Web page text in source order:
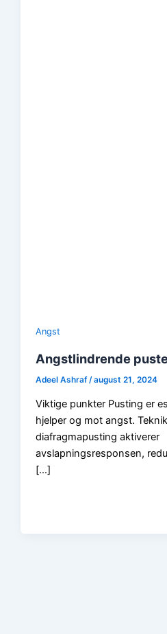
Angst
Angstlindrende
Adeel Ashraf/august 21, 2024
Viktige punkter Pusting er
hjelper og mot angst.
diafragmapusting aktiverer
avslapningsresponsen,
[…]